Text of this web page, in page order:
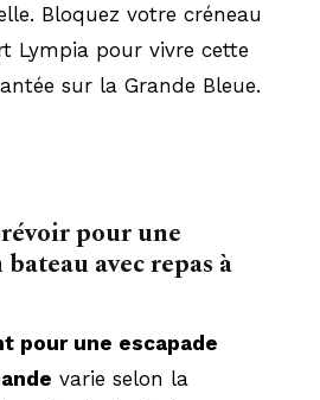
Bloquez votre créneau
Lympia pour vivre cette
sur la Grande Bleue.
pour une
avec repas à
pour une escapade
varie selon la